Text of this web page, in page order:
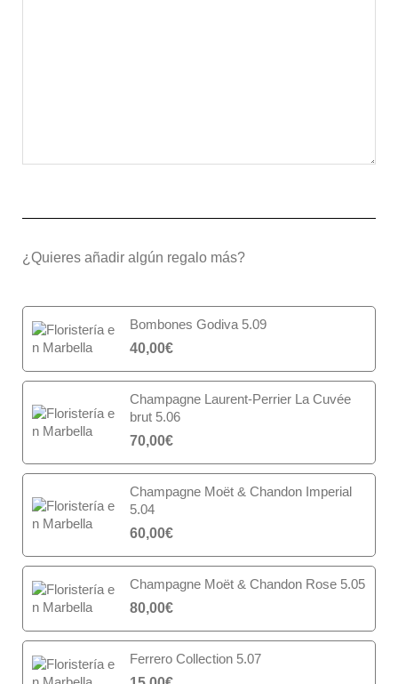
¿Quieres añadir algún regalo más?
Bombones Godiva 5.09
40,00€
Champagne Laurent-Perrier La Cuvée
brut 5.06
70,00€
Champagne Moët & Chandon Imperial
5.04
60,00€
Champagne Moët & Chandon Rose 5.05
80,00€
Ferrero Collection 5.07